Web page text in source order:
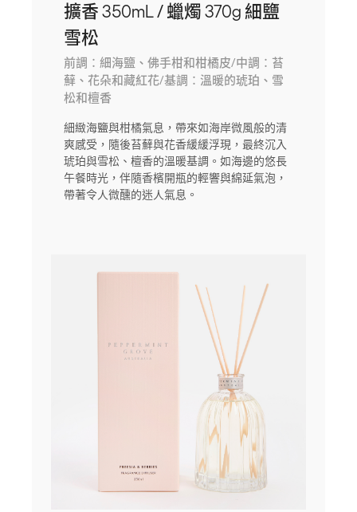
擴香 350mL / 蠟燭 370g 細鹽
雪松
前調：細海鹽、佛手柑和柑橘皮/中調：苔
蘚、花朵和藏紅花/基調：溫暖的琥珀、雪
松和檀香
細緻海鹽與柑橘氣息，帶來如海岸微風般的清
爽感受，隨後苔蘚與花香緩緩浮現，最終沉入
琥珀與雪松、檀香的溫暖基調。如海邊的悠長
午餐時光，伴隨香檳開瓶的輕響與綿延氣泡，
帶著令人微醺的迷人氣息。